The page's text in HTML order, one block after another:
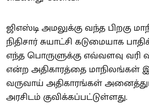
ஜிஎஸ்டி அமலுக்கு வந்த பிறகு
நிதிசார் சுயாட்சி கடுமையாக
எந்த பொருளுக்கு எவ்வளவு வரி
என்ற அதிகாரத்தை மாநிலங்கள்
வருவாய் அதிகாரங்கள்
அரசிடம் குவிக்கப்பட்டுள்ளது.